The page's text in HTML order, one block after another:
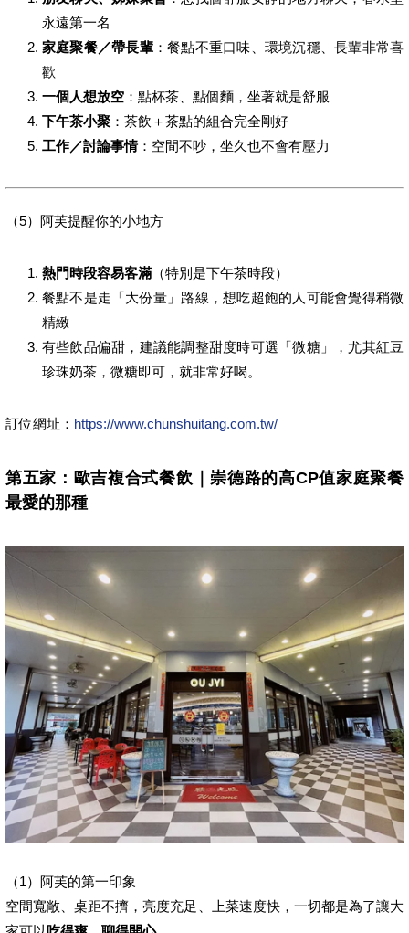
永遠第一名
家庭聚餐／帶長輩：餐點不重口味、環境沉穩、長輩非常喜
歡
一個人想放空 ：點杯茶、點個麵，坐著就是舒服
下午茶小聚 ：茶飲＋茶點的組合完全剛好
工作／討論事情 ：空間不吵，坐久也不會有壓力
（5）阿芙提醒你的小地方
熱門時段容易客滿 （特別是下午茶時段）
餐點不是走「大份量」路線，想吃超飽的人可能會覺得稍微
精緻
有些飲品偏甜，建議能調整甜度時可選「微糖」，尤其紅豆
珍珠奶茶，微糖即可，就非常好喝。
訂位網址： https://www.chunshuitang.com.tw/
第五家：歐吉複合式餐飲｜崇德路的高CP值家庭聚餐
最愛的那種
（1）阿芙的第一印象
空間寬敞、桌距不擠，亮度充足、上菜速度快，一切都是為了讓大